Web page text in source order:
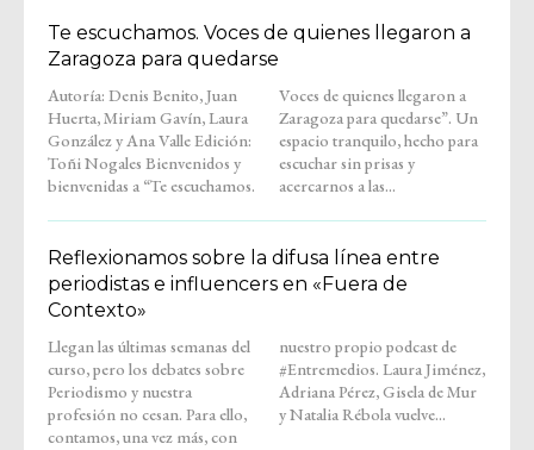
Te escuchamos. Voces de quienes llegaron a
Zaragoza para quedarse
Autoría: Denis Benito, Juan
Huerta, Miriam Gavín, Laura
González y Ana Valle Edición:
Toñi Nogales Bienvenidos y
bienvenidas a “Te escuchamos.
Voces de quienes llegaron a
Zaragoza para quedarse”. Un
espacio tranquilo, hecho para
escuchar sin prisas y
acercarnos a las...
Reflexionamos sobre la difusa línea entre
periodistas e influencers en «Fuera de
Contexto»
Llegan las últimas semanas del
curso, pero los debates sobre
Periodismo y nuestra
profesión no cesan. Para ello,
contamos, una vez más, con
nuestro propio podcast de
#Entremedios. Laura Jiménez,
Adriana Pérez, Gisela de Mur
y Natalia Rébola vuelve...